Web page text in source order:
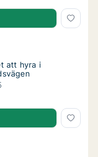
att hyra i Vänersborg,
i Vänersborg,
att hyra i Vänersborg,
att hyra i
att hyra i Vänersborg,
att hyra i Västra
i Västra Götaland,